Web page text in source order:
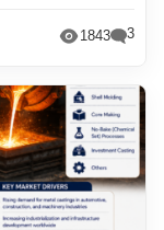
1843 3